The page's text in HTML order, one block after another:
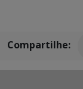
Compartilhe: